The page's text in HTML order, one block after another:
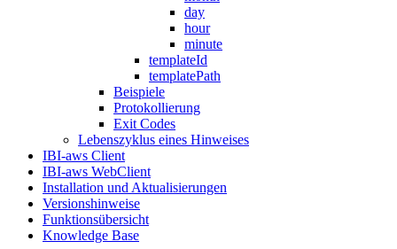
day
hour
minute
templateId
templatePath
Beispiele
Protokollierung
Exit Codes
Lebenszyklus eines Hinweises
IBI-aws Client
IBI-aws WebClient
Installation und Aktualisierungen
Versionshinweise
Funktionsübersicht
Knowledge Base